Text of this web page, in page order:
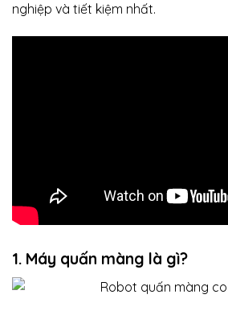
nghiệp và tiết kiệm nhất.
1. Máy quấn màng là gì?